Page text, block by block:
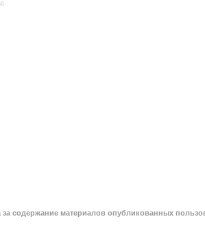
содержание материалов опубликованных